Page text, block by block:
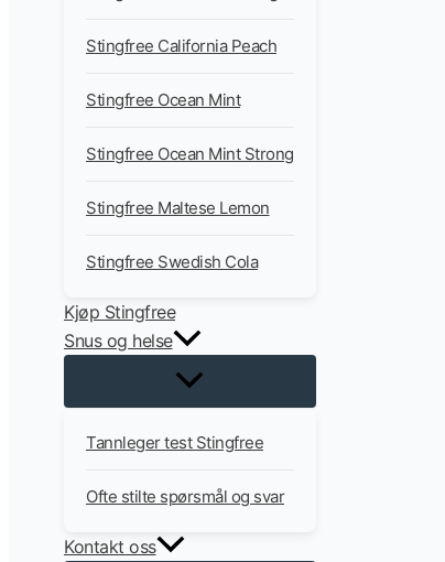
Stingfree California Peach
Stingfree Ocean Mint
Stingfree Ocean Mint Strong
Stingfree Maltese Lemon
Stingfree Swedish Cola
Kjøp Stingfree
Snus og helse
Tannleger test Stingfree
Ofte stilte spørsmål og svar
Kontakt oss